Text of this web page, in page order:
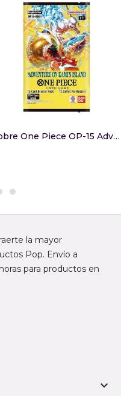
Sobre One Piece OP-15 Adventure On Kami’s Islan...
la mayor
Pop. Envío a
para productos en
keyboard_arrow_down